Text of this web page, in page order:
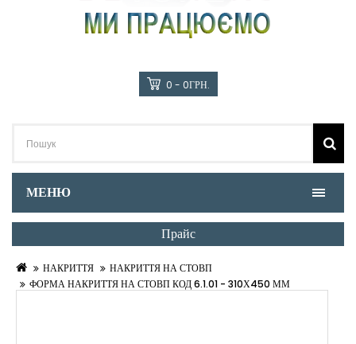
0 - 0ГРН.
МЕНЮ
Прайс
НАКРИТТЯ
НАКРИТТЯ НА СТОВП
ФОРМА НАКРИТТЯ НА СТОВП КОД 6.1.01 - 310Х450 ММ